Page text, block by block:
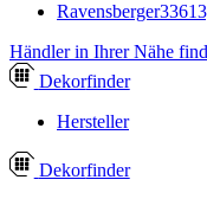
Ravensberger
Händler in Ihrer Nähe
Dekorfinder
Hersteller
Dekorfinder